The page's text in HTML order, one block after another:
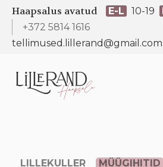
Haapsalus avatud E-L 10-19
+372 5814 1616
tellimused.lillerand@gmail.com
LILLEKULLER MÜÜGIHITID